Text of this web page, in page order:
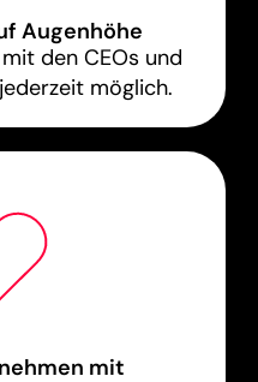
Augenhöhe
den CEOs und
möglich.
mit